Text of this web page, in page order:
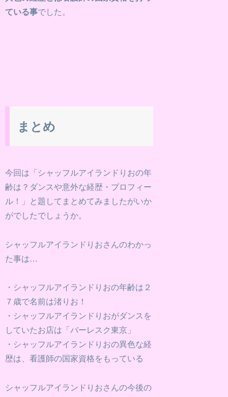
ている事でした。
まとめ
今回は「シャッフルアイランドりおの年
齢は？ダンスや意外な経歴・プロフィー
ル！」と題してまとめてみましたがいか
がでしたでしょうか。
シャッフルアイランドりおさんのわかっ
た事は…
・シャッフルアイランドりおの年齢は２
７歳で名前は渚りお！
・シャッフルアイランドりおがダンスを
していたお店は「バーレスク東京」
・シャッフルアイランドりおの異色な経
歴は、看護師の国家資格をもっている
シャッフルアイランドりおさんの今後の